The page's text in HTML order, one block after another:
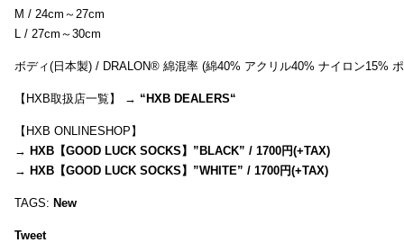
M / 24cm～27cm
L / 27cm～30cm
ボディ(日本製) / DRALON® 綿混率 (綿40% アクリル40% ナイロン15%
【HXB取扱店一覧】 → “HXB DEALERS“
【HXB ONLINESHOP】
→ HXB【GOOD LUCK SOCKS】”BLACK” / 1700円(+TAX)
→ HXB【GOOD LUCK SOCKS】”WHITE” / 1700円(+TAX)
TAGS: New
Tweet